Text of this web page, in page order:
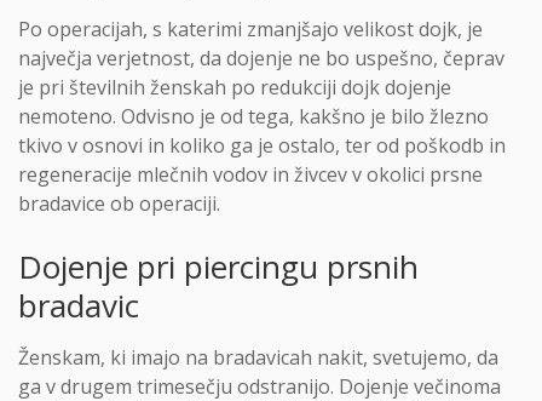
Po operacijah, s katerimi zmanjšajo velikost dojk, je
največja verjetnost, da dojenje ne bo uspešno, čeprav
je pri številnih ženskah po redukciji dojk dojenje
nemoteno. Odvisno je od tega, kakšno je bilo žlezno
tkivo v osnovi in koliko ga je ostalo, ter od poškodb in
regeneracije mlečnih vodov in živcev v okolici prsne
bradavice ob operaciji.
Dojenje pri piercingu prsnih
bradavic
Ženskam, ki imajo na bradavicah nakit, svetujemo, da
ga v drugem trimesečju odstranijo. Dojenje večinoma